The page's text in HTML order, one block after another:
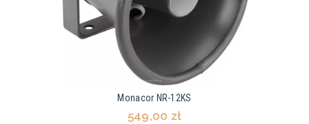
Monacor NR-12KS
549,00 zł